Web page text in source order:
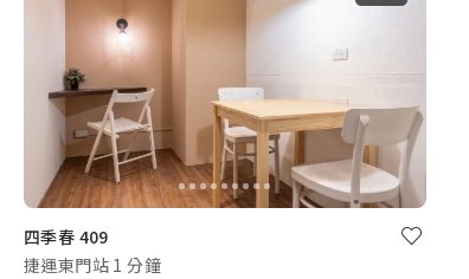
四季春 409
捷運東門站 1 分鐘